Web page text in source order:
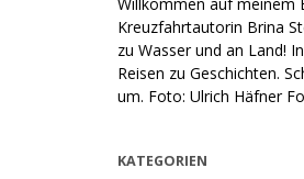
Willkommen auf meinem
Kreuzfahrtautorin Brina
zu Wasser und an Land!
Reisen zu Geschichten.
um. Foto: Ulrich Häfner
KATEGORIEN